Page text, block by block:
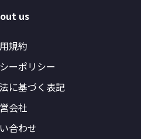
us
規約
ーポリシー
に基づく表記
会社
合わせ